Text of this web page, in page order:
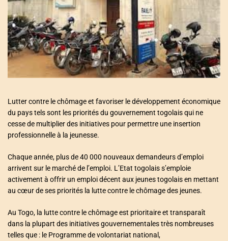
e
a
d
t
i
m
e
Lutter contre le chômage et favoriser le développement économique
du pays tels sont les priorités du gouvernement togolais qui ne
cesse de multiplier des initiatives pour permettre une insertion
professionnelle à la jeunesse.
Chaque année, plus de 40 000 nouveaux demandeurs d’emploi
arrivent sur le marché de l’emploi. L’Etat togolais s’emploie
activement à offrir un emploi décent aux jeunes togolais en mettant
au cœur de ses priorités la lutte contre le chômage des jeunes.
Au Togo, la lutte contre le chômage est prioritaire et transparaît
dans la plupart des initiatives gouvernementales très nombreuses
telles que : le Programme de volontariat national,